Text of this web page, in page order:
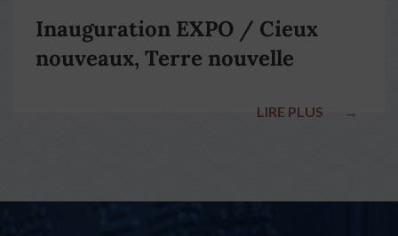
Inauguration EXPO / Cieux
nouveaux, Terre nouvelle
LIRE PLUS →